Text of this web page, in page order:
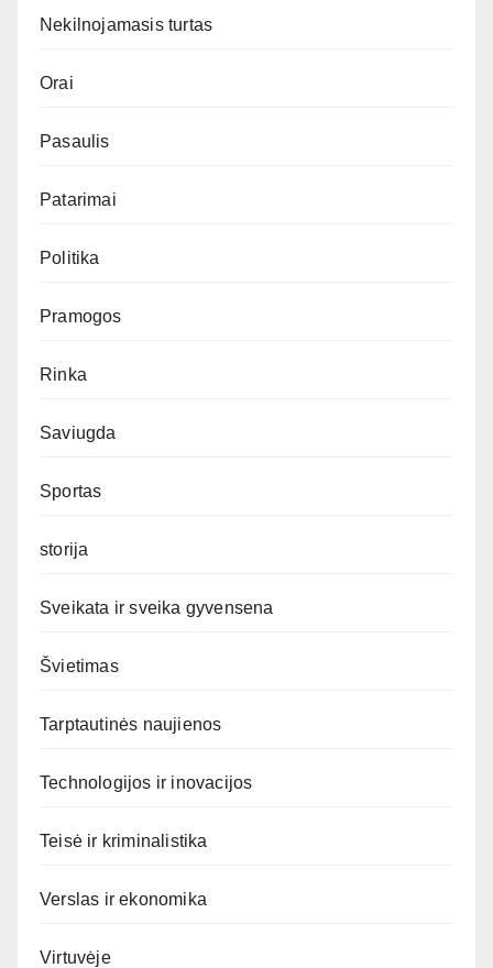
Nekilnojamasis turtas
Orai
Pasaulis
Patarimai
Politika
Pramogos
Rinka
Saviugda
Sportas
storija
Sveikata ir sveika gyvensena
Švietimas
Tarptautinės naujienos
Technologijos ir inovacijos
Teisė ir kriminalistika
Verslas ir ekonomika
Virtuvėje